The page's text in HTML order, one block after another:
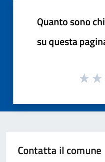
Quanto sono
su questa
Contatta il comune